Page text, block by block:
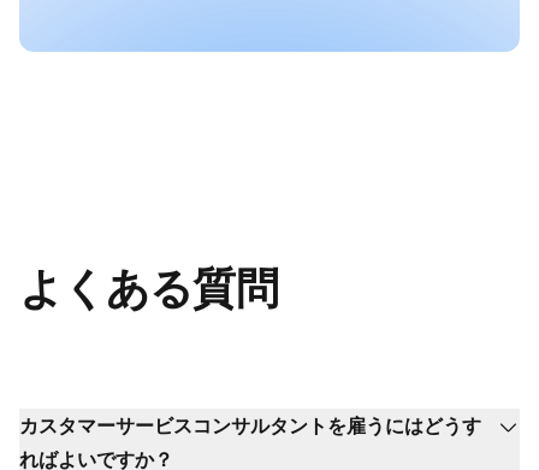
よくある質問
カスタマーサービスコンサルタントを雇うにはどうす
ればよいですか？